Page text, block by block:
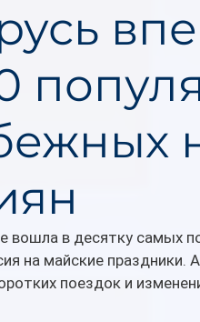
вошла в десятку самых
на майские праздники.
поездок и